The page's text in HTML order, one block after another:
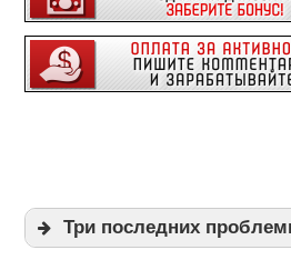
Три последних